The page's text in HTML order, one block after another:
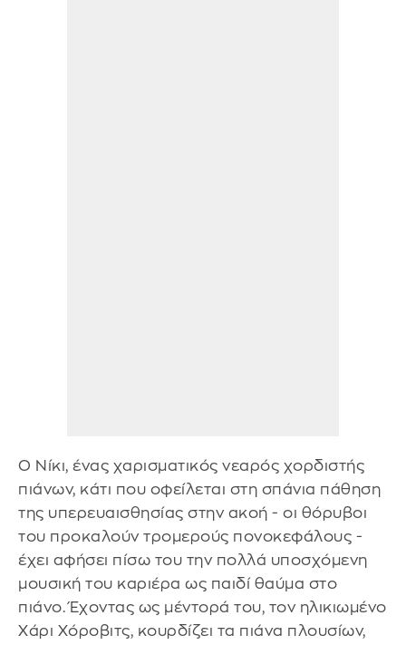
Ο Νίκι, ένας χαρισματικός νεαρός χορδιστής
πιάνων, κάτι που οφείλεται στη σπάνια πάθηση
της υπερευαισθησίας στην ακοή - οι θόρυβοι
του προκαλούν τρομερούς πονοκεφάλους -
έχει αφήσει πίσω του την πολλά υποσχόμενη
μουσική του καριέρα ως παιδί θαύμα στο
πιάνο. Έχοντας ως μέντορά του, τον ηλικιωμένο
Χάρι Χόροβιτς, κουρδίζει τα πιάνα πλουσίων,